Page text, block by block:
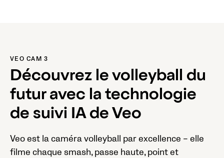
VEO CAM 3
Découvrez le volleyball du
futur avec la technologie
de suivi IA de Veo
Veo est la caméra volleyball par excellence – elle
filme chaque smash, passe haute, point et